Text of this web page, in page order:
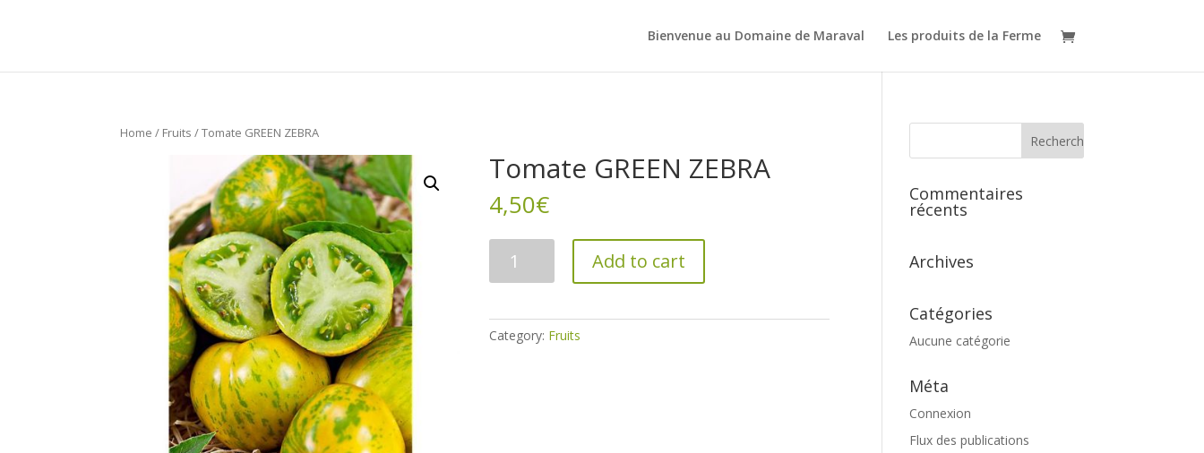
Bienvenue au Domaine de Maraval Les produits de la Ferme
Home / Fruits / Tomate GREEN ZEBRA
Tomate GREEN ZEBRA
4,50€
GREEN
Add to cart
Category: Fruits
Commentaires
récents
Archives
Catégories
Aucune catégorie
Méta
Connexion
Flux des publications